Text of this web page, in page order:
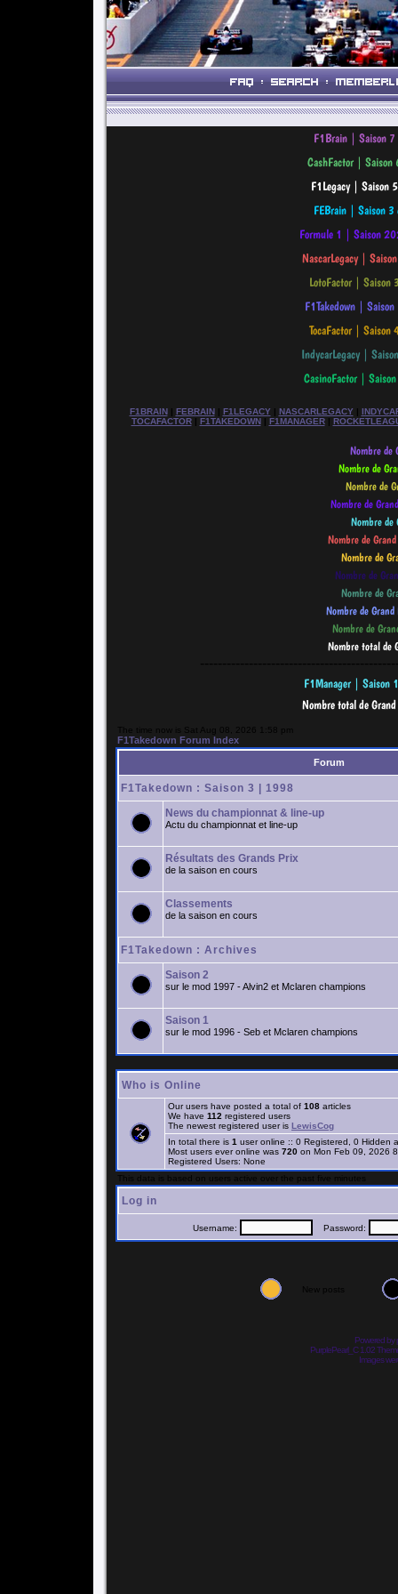
F1BRAIN| FEBRAIN| F1LEGACY| NASCARLEGACY|
TOCAFACTOR| F1TAKEDOWN| F1MANAGER|
The time now is Sat Aug 08, 2026 1:58 pm
F1Takedown Forum Index
Forum
F1Takedown : Saison 3 | 1998
News du championnat & line-up
Actu du championnat et line-up
Résultats des Grands Prix
de la saison en cours
Classements
de la saison en cours
F1Takedown : Archives
Saison 2
sur le mod 1997 - Alvin2 et Mclaren champions
Saison 1
sur le mod 1996 - Seb et Mclaren champions
Who is Online
Our users have posted a total of 108 articles
We have 112 registered users
The newest registered user is LewisCog
In total there is 1 user online :: 0 Registered, 0
Most users ever online was 720 on Mon Feb 09, 2026
Registered Users: None
Log in
Username: Password:
New posts
Powered by
PurplePearl_C 1.02
Images